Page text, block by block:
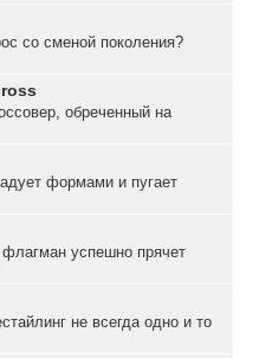
со сменой поколения?
обреченный на
формами и пугает
успешно прячет
не всегда одно и то